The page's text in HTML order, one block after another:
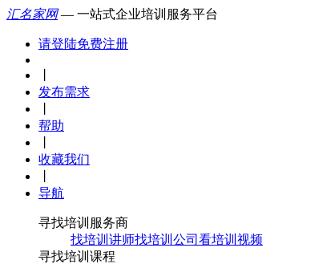
汇名家网— 一站式企业培训服务平台
请登陆免费注册
发布需求
帮助
收藏我们
导航
寻找培训服务商
找培训讲师找培训公司 看培训视频
寻找培训课程